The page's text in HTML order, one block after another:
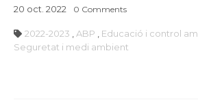
20 oct. 2022 0 Comments
2022-2023 ABP Educació i control
Seguretat i medi ambient